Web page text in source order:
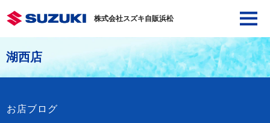
株式会社スズキ自販浜松
湖西店
お店ブログ